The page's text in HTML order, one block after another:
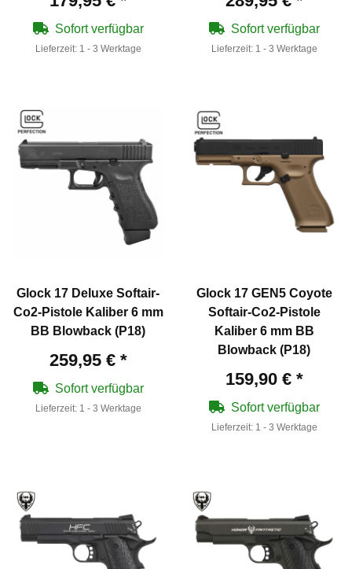
Sofort verfügbar
Lieferzeit: 1 - 3 Werktage
Sofort verfügbar
Lieferzeit: 1 - 3 Werktage
Glock 17 Deluxe Softair-
Co2-Pistole Kaliber 6 mm
BB Blowback (P18)
259,95 € *
Sofort verfügbar
Lieferzeit: 1 - 3 Werktage
Glock 17 GEN5 Coyote
Softair-Co2-Pistole
Kaliber 6 mm BB
Blowback (P18)
159,90 € *
Sofort verfügbar
Lieferzeit: 1 - 3 Werktage